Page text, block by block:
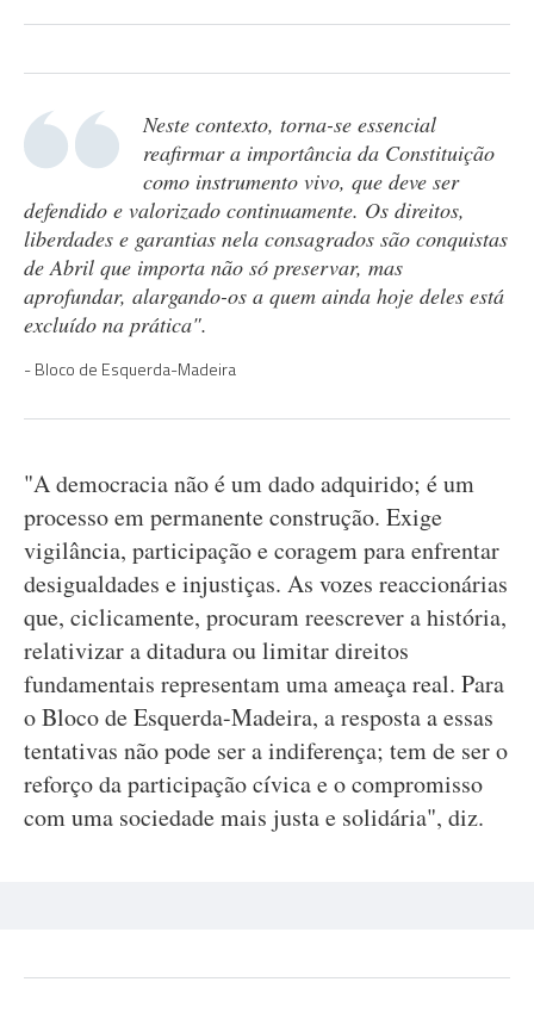
Neste contexto, torna-se essencial
reafirmar a importância da Constituição
como instrumento vivo, que deve ser
defendido e valorizado continuamente. Os direitos,
liberdades e garantias nela consagrados são conquistas
de Abril que importa não só preservar, mas
aprofundar, alargando-os a quem ainda hoje deles está
excluído na prática".
Bloco de Esquerda-Madeira
"A democracia não é um dado adquirido; é um
processo em permanente construção. Exige
vigilância, participação e coragem para enfrentar
desigualdades e injustiças. As vozes reaccionárias
que, ciclicamente, procuram reescrever a história,
relativizar a ditadura ou limitar direitos
fundamentais representam uma ameaça real. Para
o Bloco de Esquerda-Madeira, a resposta a essas
tentativas não pode ser a indiferença; tem de ser o
reforço da participação cívica e o compromisso
com uma sociedade mais justa e solidária", diz.